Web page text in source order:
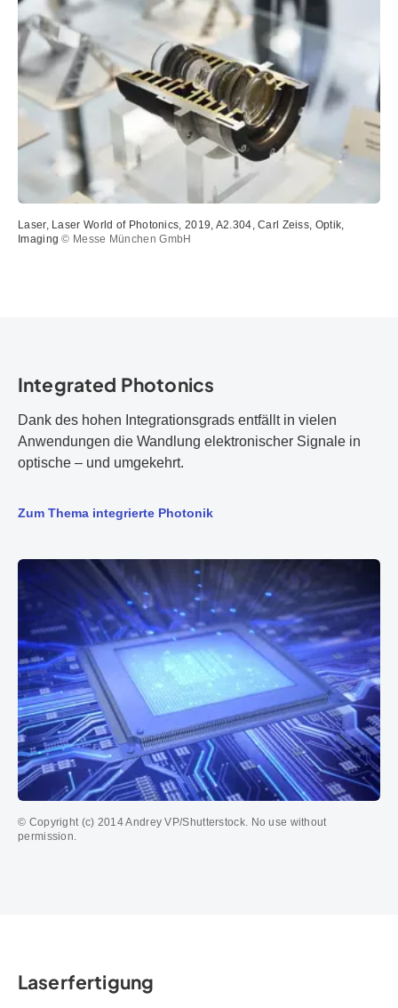
Laser, Laser World of Photonics, 2019, A2.304, Carl Zeiss, Optik,
Imaging © Messe München GmbH
Integrated Photonics
Dank des hohen Integrationsgrads entfällt in vielen
Anwendungen die Wandlung elektronischer Signale in
optische – und umgekehrt.
Zum Thema integrierte Photonik
© Copyright (c) 2014 Andrey VP/Shutterstock. No use without
permission.
Laserfertigung